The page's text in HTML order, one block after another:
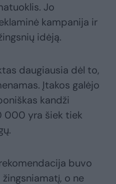
Jo
kampanija ir
idėją.
daugiausia dėl to,
Įtakos galėjo
kandži
000 yra šiek tiek
buvo
o ne